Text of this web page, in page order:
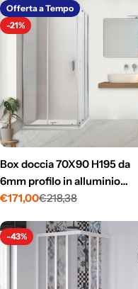
vendita
Offerta a Tempo
-21%
Box doccia 70X90 H195 da
6mm profilo in alluminio
cromo e cristallo trasparente
Prezzo
vendita
€171,00
Prezzo €218,38
-43%